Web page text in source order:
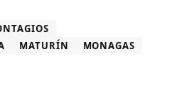
MATURÍN
MONAGAS